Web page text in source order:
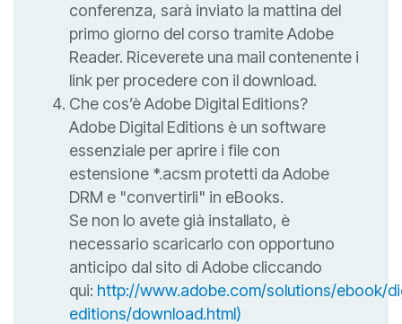
conferenza, sarà inviato la mattina del
primo giorno del corso tramite Adobe
Reader. Riceverete una mail contenente i
link per procedere con il download.
Che cos’è Adobe Digital Editions?
Adobe Digital Editions è un software
essenziale per aprire i file con
estensione *.acsm protetti da Adobe
DRM e "convertirli" in eBooks.
Se non lo avete già installato, è
necessario scaricarlo con opportuno
anticipo dal sito di Adobe cliccando
qui: http://www.adobe.com/solutions/ebook/
editions/download.html)